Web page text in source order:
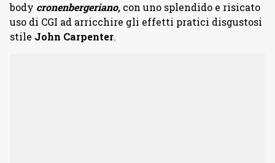
body cronenbergeriano, con uno splendido e risicato
uso di CGI ad arricchire gli effetti pratici disgustosi
stile John Carpenter.